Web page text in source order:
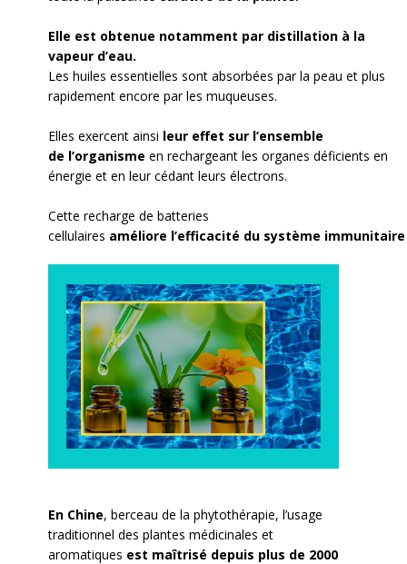
Elle est obtenue notamment par distillation à la
vapeur d’eau.
Les huiles essentielles sont absorbées par la peau et plus
rapidement encore par les muqueuses.
Elles exercent ainsi leur effet sur l’ensemble
de l’organisme en rechargeant les organes déficients en
énergie et en leur cédant leurs électrons.
Cette recharge de batteries
cellulaires améliore l’efficacité du système immunitaire
En Chine, berceau de la phytothérapie, l’usage
traditionnel des plantes médicinales et
aromatiques est maîtrisé depuis plus de 2000